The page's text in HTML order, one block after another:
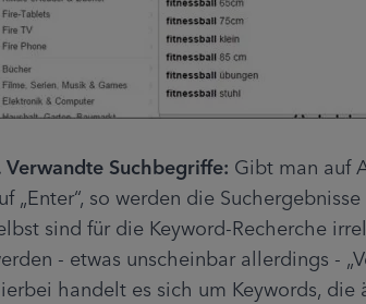
Verwandte Suchbegriffe: Gibt man auf
„Enter“, so werden die
sind für die Keyword-Recherche
- etwas unscheinbar allerdings -
handelt es sich um Keywords,